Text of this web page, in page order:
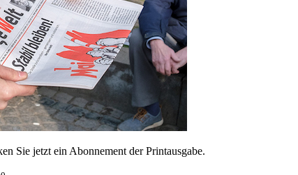
Sie jetzt ein Abonnement der Printausgabe.